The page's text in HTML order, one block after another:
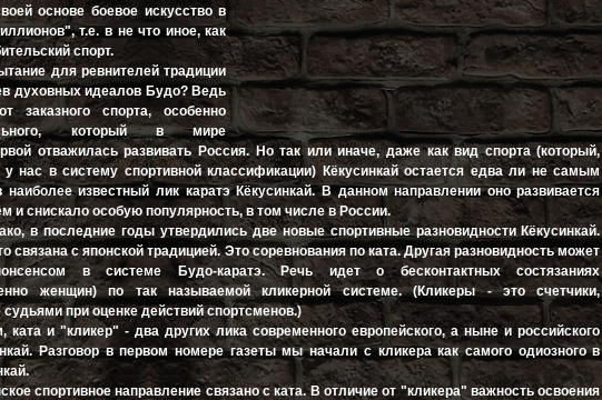
основе боевое искусство в
т.е. в не что иное, как
спорт.
для ревнителей традиции
духовных идеалов Будо? Ведь
заказного спорта, особенно
который в мире
отважилась развивать Россия. Но так или иначе, даже как вид спорта (который,
у нас в систему спортивной классификации) Кёкусинкай остается едва ли не самым
известный лик каратэ Кёкусинкай. В данном направлении оно развивается
и снискало особую популярность, в том числе в России.
в последние годы утвердились две новые спортивные разновидности Кёкусинкай.
связана с японской традицией. Это соревнования по ката. Другая разновидность может
в системе Будо-каратэ. Речь идет о бесконтактных состязаниях
женщин) по так называемой кликерной системе. (Кликеры - это счетчики,
при оценке действий спортсменов.)
ката и "кликер" - два других лика современного европейского, а ныне и российского
Разговор в первом номере газеты мы начали с кликера как самого одиозного в
спортивное направление связано с ката. В отличие от "кликера" важность освоения